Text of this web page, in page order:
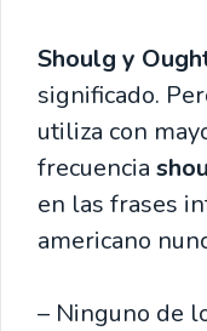
Shoulg y
significado.
utiliza con
frecuencia
en las frases
americano
– Ninguno de